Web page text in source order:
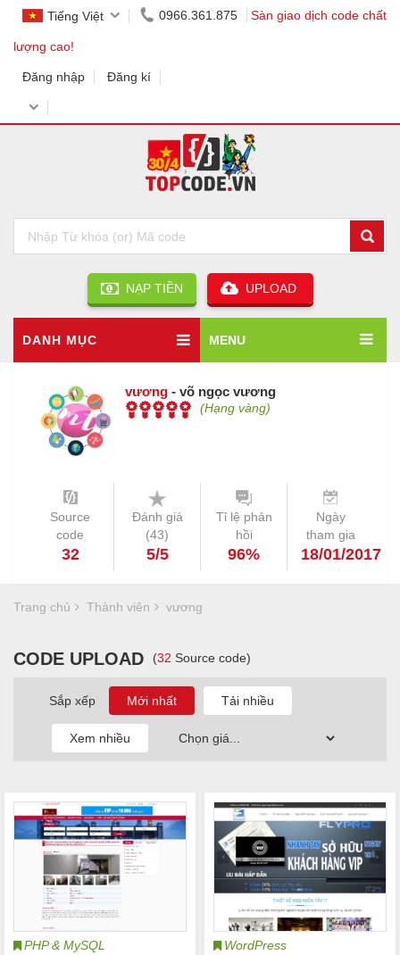
Tiếng Việt 0966.361.875 Sàn giao dịch code chất
lượng cao!
Đăng nhập Đăng kí
NẠP TIỀN UPLOAD
DANH MỤC MENU
vương - võ ngọc vương
(Hạng vàng)
Source
code
32
Đánh giá
(43)
5/5
Tỉ lệ phản
hồi
96%
Ngày
tham gia
18/01/2017
Trang chủ Thành viên vương
CODE UPLOAD (32 Source code)
Sắp xếp
PHP & MySQL
WordPress